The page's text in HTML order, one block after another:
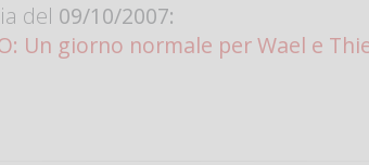
del 09/10/2007:
Un giorno normale per Wael e